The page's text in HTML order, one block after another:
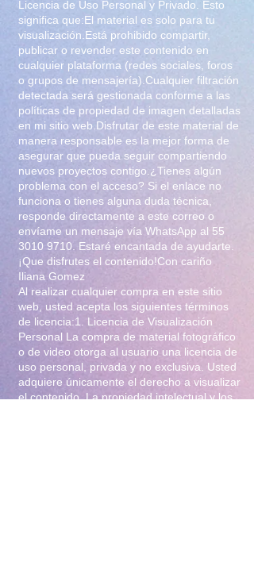
Licencia de Uso Personal y Privado. Esto
significa que:El material es solo para tu
visualización.Está prohibido compartir,
publicar o revender este contenido en
cualquier plataforma (redes sociales, foros
o grupos de mensajería).Cualquier filtración
detectada será gestionada conforme a las
políticas de propiedad de imagen detalladas
en mi sitio web.Disfrutar de este material de
manera responsable es la mejor forma de
asegurar que pueda seguir compartiendo
nuevos proyectos contigo.¿Tienes algún
problema con el acceso? Si el enlace no
funciona o tienes alguna duda técnica,
responde directamente a este correo o
envíame un mensaje vía WhatsApp al 55
3010 9710 . Estaré encantada de ayudarte.
¡Que disfrutes el contenido!Con cariño
Iliana Gomez
Al realizar cualquier compra en este sitio
web, usted acepta los siguientes términos
de licencia:1. Licencia de Visualización
Personal La compra de material fotográfico
o de video otorga al usuario una licencia de
uso personal, privada y no exclusiva. Usted
adquiere únicamente el derecho a visualizar
el contenido. La propiedad intelectual y los